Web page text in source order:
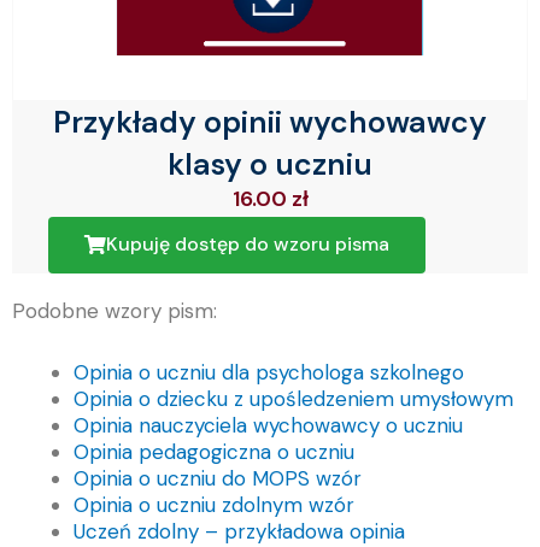
Przykłady opinii wychowawcy
klasy o uczniu
16.00 zł
Kupuję dostęp do wzoru pisma
Podobne wzory pism:
Opinia o uczniu dla psychologa szkolnego
Opinia o dziecku z upośledzeniem umysłowym
Opinia nauczyciela wychowawcy o uczniu
Opinia pedagogiczna o uczniu
Opinia o uczniu do MOPS wzór
Opinia o uczniu zdolnym wzór
Uczeń zdolny – przykładowa opinia